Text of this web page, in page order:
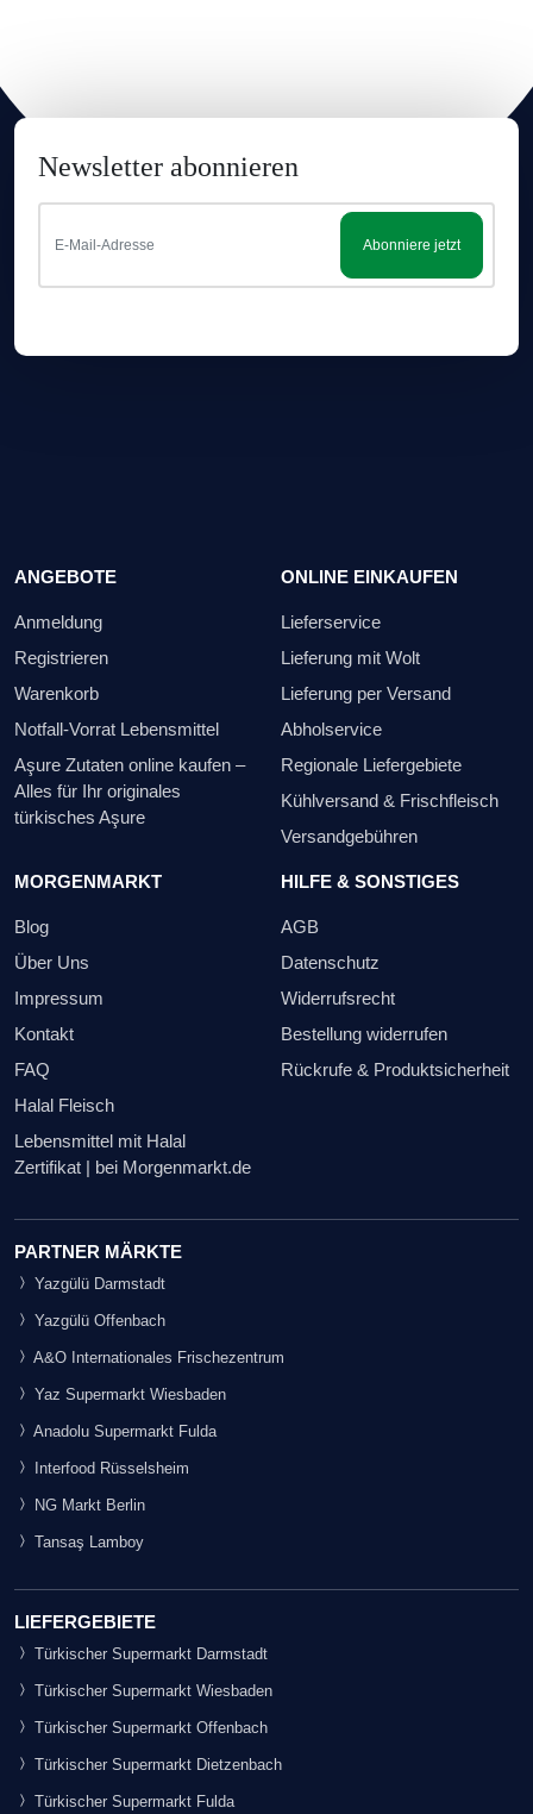
Newsletter abonnieren
Abonniere jetzt
ANGEBOTE
Anmeldung
Registrieren
Warenkorb
Notfall-Vorrat Lebensmittel
Aşure Zutaten online kaufen –
Alles für Ihr originales
türkisches Aşure
ONLINE EINKAUFEN
Lieferservice
Lieferung mit Wolt
Lieferung per Versand
Abholservice
Regionale Liefergebiete
Kühlversand & Frischfleisch
Versandgebühren
MORGENMARKT
Blog
Über Uns
Impressum
Kontakt
FAQ
Halal Fleisch
Lebensmittel mit Halal
Zertifikat | bei Morgenmarkt.de
HILFE & SONSTIGES
AGB
Datenschutz
Widerrufsrecht
Bestellung widerrufen
Rückrufe & Produktsicherheit
PARTNER MÄRKTE
Yazgülü Darmstadt
Yazgülü Offenbach
A&O Internationales Frischezentrum
Yaz Supermarkt Wiesbaden
Anadolu Supermarkt Fulda
Interfood Rüsselsheim
NG Markt Berlin
Tansaş Lamboy
LIEFERGEBIETE
Türkischer Supermarkt Darmstadt
Türkischer Supermarkt Wiesbaden
Türkischer Supermarkt Offenbach
Türkischer Supermarkt Dietzenbach
Türkischer Supermarkt Fulda